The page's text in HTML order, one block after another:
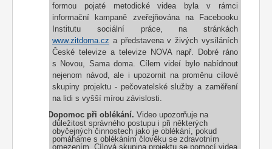
formou pojaté metodické videa byla v rámci
informační kampaně zveřejňována na Facebooku
Institutu sociální práce, na stránkách
www.zitdoma.cz a představena v živých vysíláních
České televize a televize NOVA např. Dobré ráno
s Novou, Sama doma. Cílem videí bylo nabídnout
nejenom návod, ale i upozornit na proměnu cílové
skupiny projektu - pečovatelské služby a zaměření
na lidi s vyšší mírou závislosti.
Dopomoc při oblékání. Video upozorňuje na
důležitost správného postupu i při některých
obyčejných činnostech jako je oblékání, pokud
pomáháme s oblékáním člověku se zdravotním
omezením. Cílová skupina projektu se pomocí videa